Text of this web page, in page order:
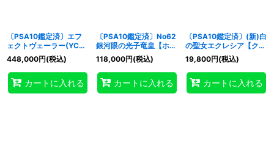
〔PSA10鑑定済〕エフ
ェクトヴェーラー(YCSJ
ロゴ)【ウルトラ】
{25YC-JP002}《モン
スター》
448,000円(税込)
カートに入れる
〔PSA10鑑定済〕No62
銀河眼の光子竜皇【ホロ
グラフィック】{PRIO-
JP040}《エクシーズ》
118,000円(税込)
カートに入れる
〔PSA10鑑定済〕(新)白
の聖女エクレシア【クォ
ーターセンチュリーシー
クレット】{CF01-
JPS02}《モンスター》
19,800円(税込)
カートに入れる